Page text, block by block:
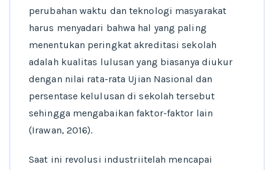
perubahan waktu dan teknologi masyarakat
harus menyadari bahwa hal yang paling
menentukan peringkat akreditasi sekolah
adalah kualitas lulusan yang biasanya diukur
dengan nilai rata-rata Ujian Nasional dan
persentase kelulusan di sekolah tersebut
sehingga mengabaikan faktor-faktor lain
(Irawan, 2016).
Saat ini revolusi industriitelah mencapai